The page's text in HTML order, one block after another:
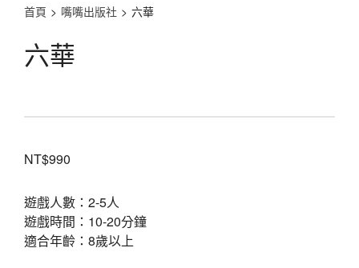
首頁 > 嘴嘴出版社 > 六華
六華
NT$990
遊戲人數：2-5人
遊戲時間：10-20分鐘
適合年齡：8歲以上